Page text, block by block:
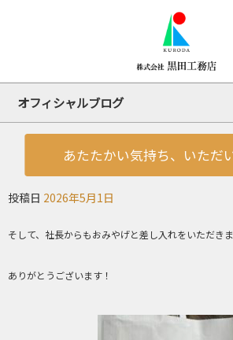
オフィシャルブログ
あたたかい気持ち、いただ
投稿日 2026年5月1日
そして、社長からもおみやげと差し入れをいただきま
ありがとうございます！